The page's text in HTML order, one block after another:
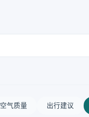
空气质量 出行建议